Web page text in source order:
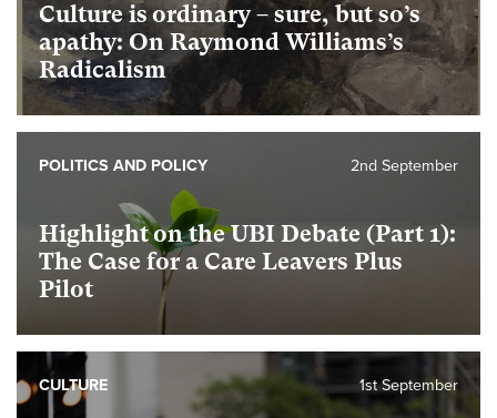
Culture is ordinary – sure, but so’s
apathy: On Raymond Williams’s
Radicalism
Highlight on the UBI Debate (Part 1):
The Case for a Care Leavers Plus
Pilot
2nd September
POLITICS AND POLICY
1st September
CULTURE